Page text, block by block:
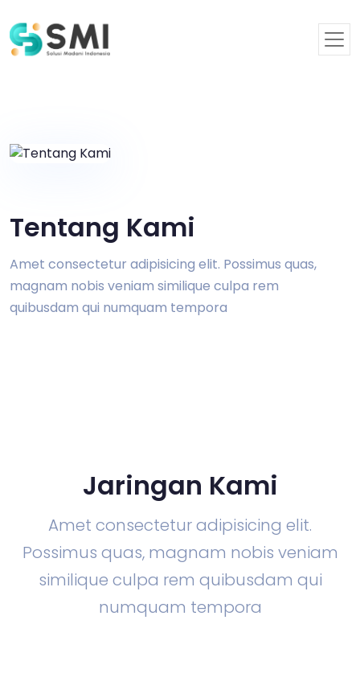
Tentang Kami
Amet consectetur adipisicing elit. Possimus quas,
magnam nobis veniam similique culpa rem
quibusdam qui numquam tempora
Jaringan Kami
Amet consectetur adipisicing elit.
Possimus quas, magnam nobis veniam
similique culpa rem quibusdam qui
numquam tempora